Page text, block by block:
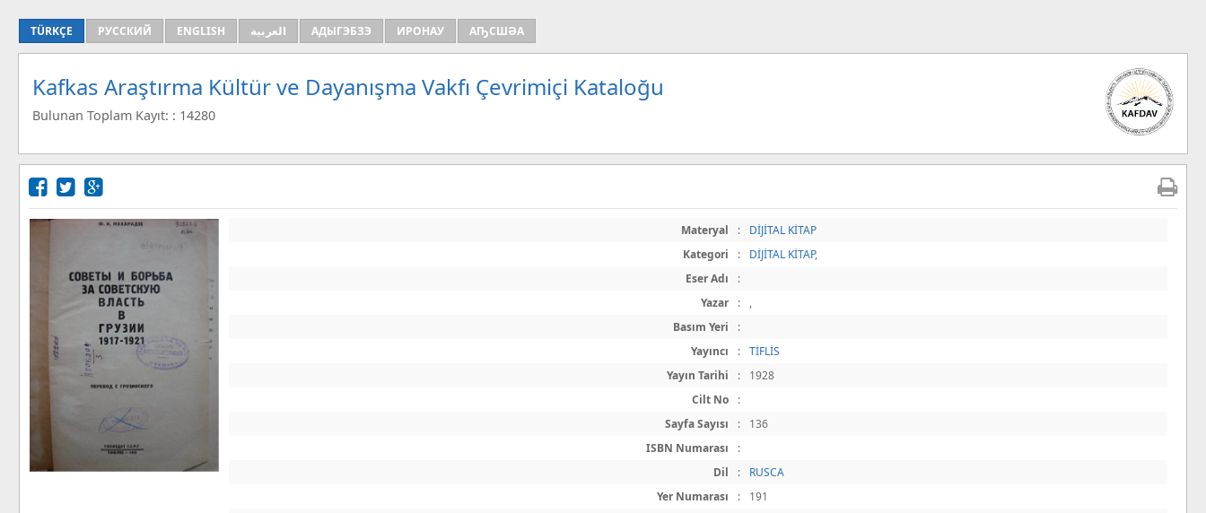
TÜRKÇE РУССКИЙ ENGLISH العربية АДЫГЭБЗЭ ИРОНАУ АҦСШӘА
Kafkas Araştırma Kültür ve Dayanışma Vakfı Çevrimiçi Kataloğu
Bulunan Toplam Kayıt: : 14280
Materyal :
DİJİTAL KİTAP
Kategori
: DİJİTAL KİTAP,
Eser Adı
:
Yazar
:
,
Basım Yeri
:
Yayıncı
:
TİFLİS
Yayın Tarihi
:
1928
Cilt No
:
Sayfa Sayısı
:
136
ISBN Numarası
:
Dil
:
RUSCA
Yer Numarası
:
191